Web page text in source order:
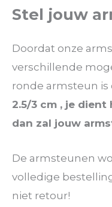
Stel jouw
Doordat onze
verschillende
ronde armsteun is
2.5/3 cm , je
dan zal jouw
De armsteunen
volledige
niet retour!